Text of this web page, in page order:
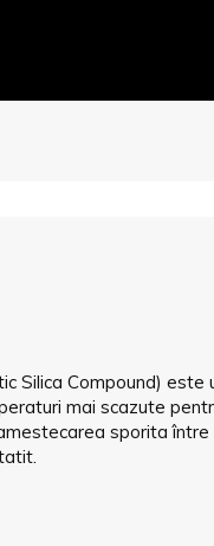
Silica Compound)
mai scazute
sporita